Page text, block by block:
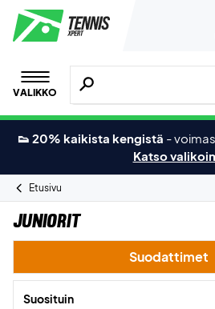
VALIKKO
Hae tuotteita, merkkejä
👟 20% kaikista kengistä -
Katso
Etusivu
Juniorit
Suodattimet
Suosituin